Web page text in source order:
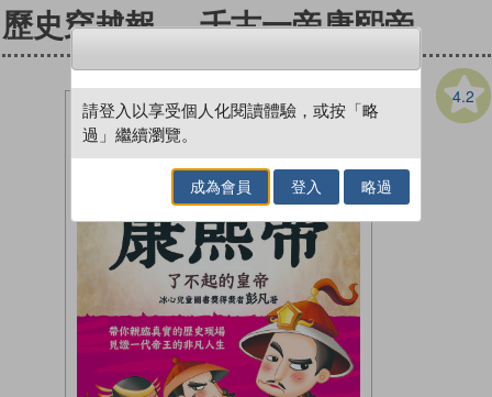
歷史穿越報──千古一帝康熙帝
4.2
請登入以享受個人化閱讀體驗，或按「略
過」繼續瀏覽。
成為會員 登入 略過